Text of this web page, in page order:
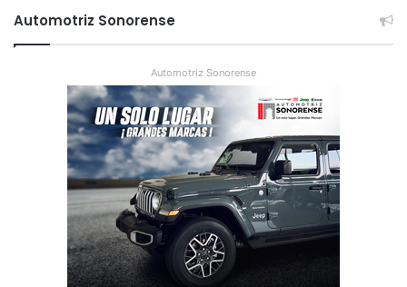
Automotriz Sonorense
Automotriz Sonorense